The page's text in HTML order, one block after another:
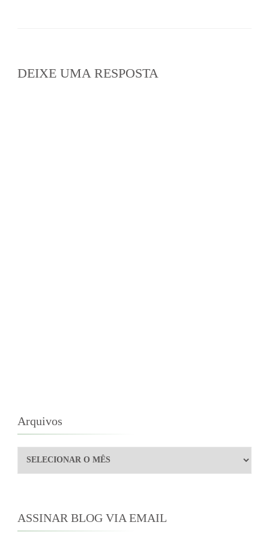
DEIXE UMA RESPOSTA
Arquivos
Arquivos
ASSINAR BLOG VIA EMAIL